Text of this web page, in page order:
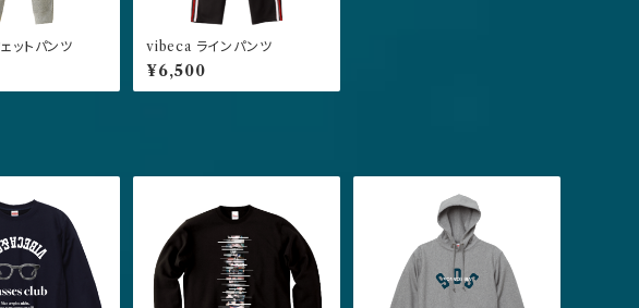
ットパンツ vibeca ラインパンツ
¥6,500